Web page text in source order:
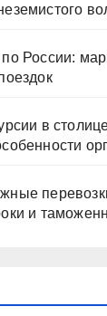
России:
в
и